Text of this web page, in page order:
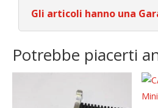
Gli articoli hanno una
Potrebbe piacerti